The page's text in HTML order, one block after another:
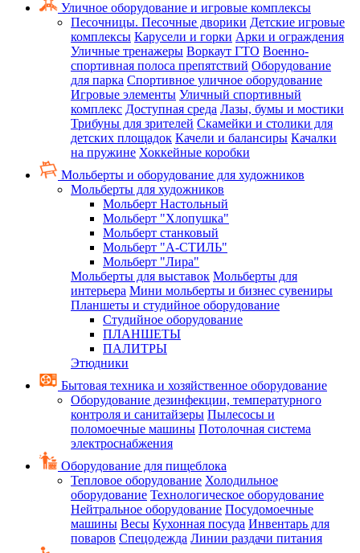
Уличное оборудование и игровые комплексы
Песочницы. Песочные дворики Детские игровые
комплексы Карусели и горки Арки и ограждения
Уличные тренажеры Воркаут ГТО Военно-
спортивная полоса препятствий Оборудование
для парка Спортивное уличное оборудование
Игровые элементы Уличный спортивный
комплекс Доступная среда Лазы, бумы и мостики
Трибуны для зрителей Скамейки и столики для
детских площадок Качели и балансиры Качалки
на пружине Хоккейные коробки
Мольберты и оборудование для художников
Мольберты для художников
Мольберт Настольный
Мольберт "Хлопушка"
Мольберт станковый
Мольберт "А-СТИЛЬ"
Мольберт "Лира"
Мольберты для выставок Мольберты для
интерьера Мини мольберты и бизнес сувениры
Планшеты и студийное оборудование
Студийное оборудование
ПЛАНШЕТЫ
ПАЛИТРЫ
Этюдники
Бытовая техника и хозяйственное оборудование
Оборудование дезинфекции, температурного
контроля и санитайзеры Пылесосы и
поломоечные машины Потолочная система
электроснабжения
Оборудование для пищеблока
Тепловое оборудование Холодильное
оборудование Технологическое оборудование
Нейтральное оборудование Посудомоечные
машины Весы Кухонная посуда Инвентарь для
поваров Спецодежда Линии раздачи питания